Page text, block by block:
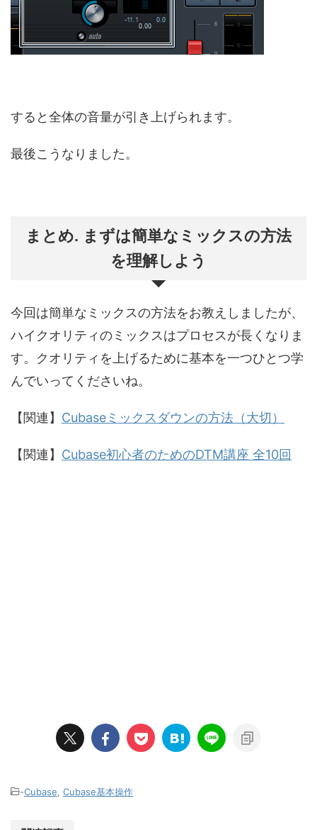
すると全体の音量が引き上げられます。
最後こうなりました。
まとめ. まずは簡単なミックスの方法
を理解しよう
今回は簡単なミックスの方法をお教えしましたが、
ハイクオリティのミックスはプロセスが長くなりま
す。クオリティを上げるために基本を一つひとつ学
んでいってくださいね。
【関連】 Cubaseミックスダウンの方法（大切）
【関連】 Cubase初心者のためのDTM講座 全10回
-Cubase Cubase基本操作